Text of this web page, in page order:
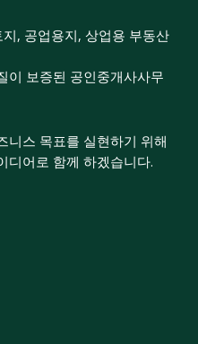
, 공업용지, 상업용 부동산
이 보증된 공인중개사사무
니스 목표를 실현하기 위해
디어로 함께 하겠습니다.